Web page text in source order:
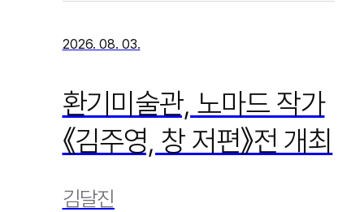
2026. 08. 03.
환기미술관, 노마드 작가
《김주영, 창 저편》전 개최
김달진